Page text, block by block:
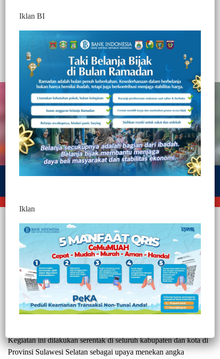
Penindakan ODOL di Sulsel Temukan 192
Pelanggaran 11 Kendaraan Diamankan
Noer Jurnaltivi
2 Min Baca
Jumat, 23 Mei 2025
Makassar, Jurnaltivi.com– Direktorat Lalu Lintas (Ditlantas)
Polda Sulawesi Selatan melalui satuan lalu lintas polres jajaran
menggelar kegiatan terpadu dalam rangka pencegahan dan
penindakan pelanggaran lalu lintas terkait angkutan Over
Dimension dan Over Loading (ODOL) selama lima hari, di mulai
Kegiatan ini dilakukan serentak di seluruh kabupaten dan kota di
Provinsi Sulawesi Selatan sebagai upaya menekan angka
Iklan BI
Iklan